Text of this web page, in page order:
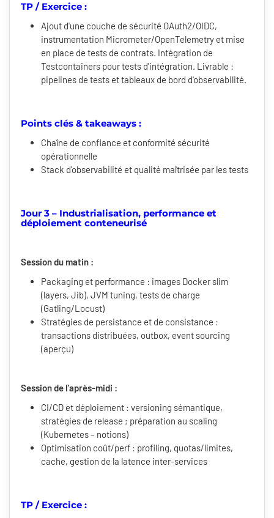
TP / Exercice :
Ajout d'une couche de sécurité OAuth2/OIDC,
instrumentation Micrometer/OpenTelemetry et mise
en place de tests de contrats. Intégration de
Testcontainers pour tests d'intégration. Livrable :
pipelines de tests et tableaux de bord d'observabilité.
Points clés & takeaways :
Chaîne de confiance et conformité sécurité
opérationnelle
Stack d'observabilité et qualité maîtrisée par les tests
Jour 3 – Industrialisation, performance et
déploiement conteneurisé
Session du matin :
Packaging et performance : images Docker slim
(layers, Jib), JVM tuning, tests de charge
(Gatling/Locust)
Stratégies de persistance et de consistance :
transactions distribuées, outbox, event sourcing
(aperçu)
Session de l'après-midi :
CI/CD et déploiement : versioning sémantique,
stratégies de release ; préparation au scaling
(Kubernetes – notions)
Optimisation coût/perf : profiling, quotas/limites,
cache, gestion de la latence inter-services
TP / Exercice :